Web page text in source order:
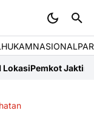
NASIONAL
Jaktim Perkuat